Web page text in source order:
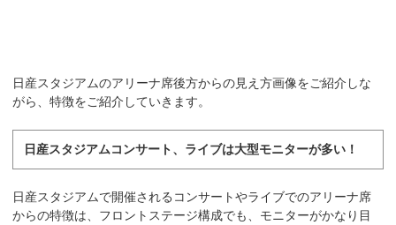
日産スタジアムのアリーナ席後方からの見え方画像をご紹介しな
がら、特徴をご紹介していきます。
日産スタジアムコンサート、ライブは大型モニターが多い！
日産スタジアムで開催されるコンサートやライブでのアリーナ席
からの特徴は、フロントステージ構成でも、モニターがかなり目